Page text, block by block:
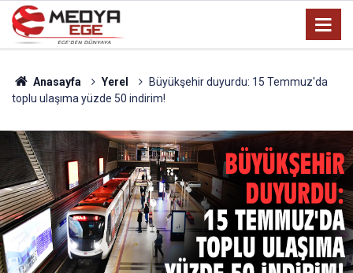
Anasayfa Yerel
Büyükşehir duyurdu: 15 Temmuz'da
toplu ulaşıma yüzde 50 indirim!